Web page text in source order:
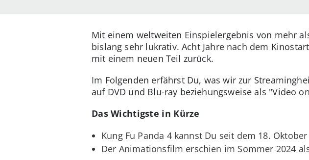
Mit einem weltweiten Einspielergebnis von mehr
bislang sehr lukrativ. Acht Jahre nach dem
mit einem neuen Teil zurück.
Im Folgenden erfährst Du, was wir zur
auf DVD und Blu-ray beziehungsweise als "Video
Das Wichtigste in Kürze
Kung Fu Panda 4 kannst Du seit dem 18.
Der Animationsfilm erschien im Sommer 2024